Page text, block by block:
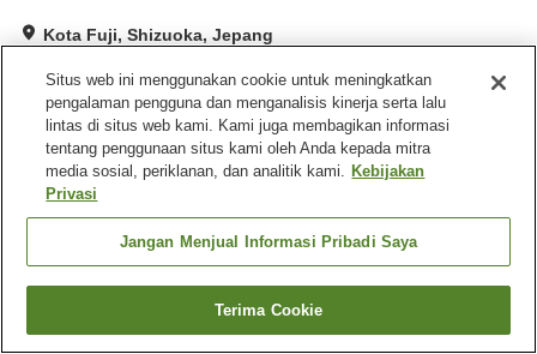
Kota Fuji, Shizuoka, Jepang
Sangat baik Ulasan:838
Fasilitas properti
Tempat parkir
Laundry berbayar
Pemandian besar
Shizuoka Kota Fuji
Cari kamar
Situs web ini menggunakan cookie untuk meningkatkan
pengalaman pengguna dan menganalisis kinerja serta lalu
lintas di situs web kami. Kami juga membagikan informasi
tentang penggunaan situs kami oleh Anda kepada mitra
media sosial, periklanan, dan analitik kami. Kebijakan
Privasi
Jangan Menjual Informasi Pribadi Saya
Terima Cookie